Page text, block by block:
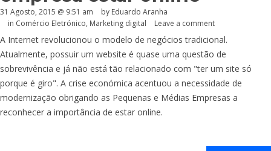
31 Agosto, 2015 @ 9:51 am by Eduardo Aranha
in Comércio Eletrónico, Marketing digital Leave a comment
A Internet revolucionou o modelo de negócios tradicional.
Atualmente, possuir um website é quase uma questão de
sobrevivência e já não está tão relacionado com "ter um site só
porque é giro". A crise económica acentuou a necessidade de
modernização obrigando as Pequenas e Médias Empresas a
reconhecer a importância de estar online.